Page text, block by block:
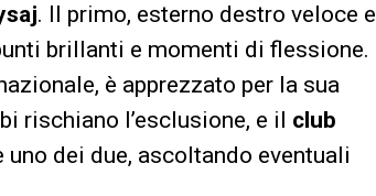
. Il primo, esterno destro veloce e
brillanti e momenti di flessione.
è apprezzato per la sua
rischiano l’esclusione, e il club
uno dei due, ascoltando eventuali